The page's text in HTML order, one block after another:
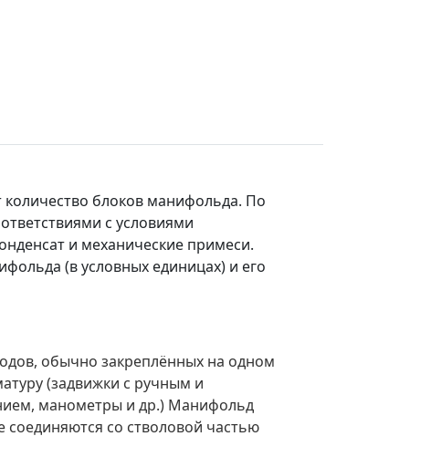
блоков манифольда. По
с условиями
и механические примеси.
(в условных единицах) и его
обычно закреплённых на одном
(задвижки с ручным и
манометры и др.) Манифольд
со стволовой частью